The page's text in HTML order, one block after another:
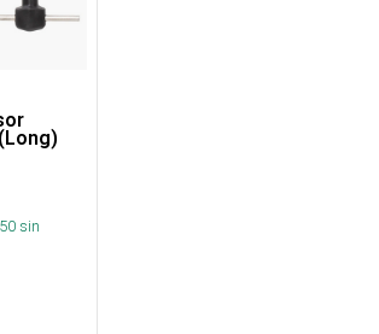
sin